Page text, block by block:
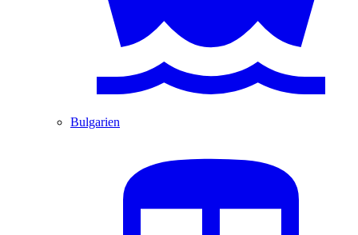
Bulgarien